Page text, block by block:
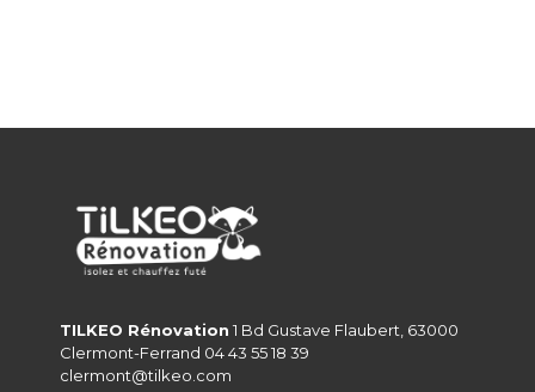
TILKEO Rénovation 1 Bd Gustave Flaubert, 63000
Clermont-Ferrand 04 43 55 18 39
clermont@tilkeo.com